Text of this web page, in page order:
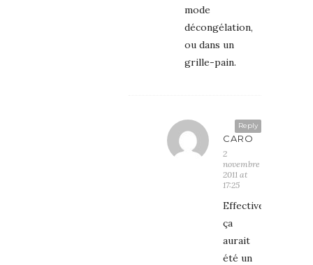
mode
décongélation,
ou dans un
grille-pain.
Reply
CARO
2
novembre
2011 at
17:25
Effectivement
ça
aurait
été un